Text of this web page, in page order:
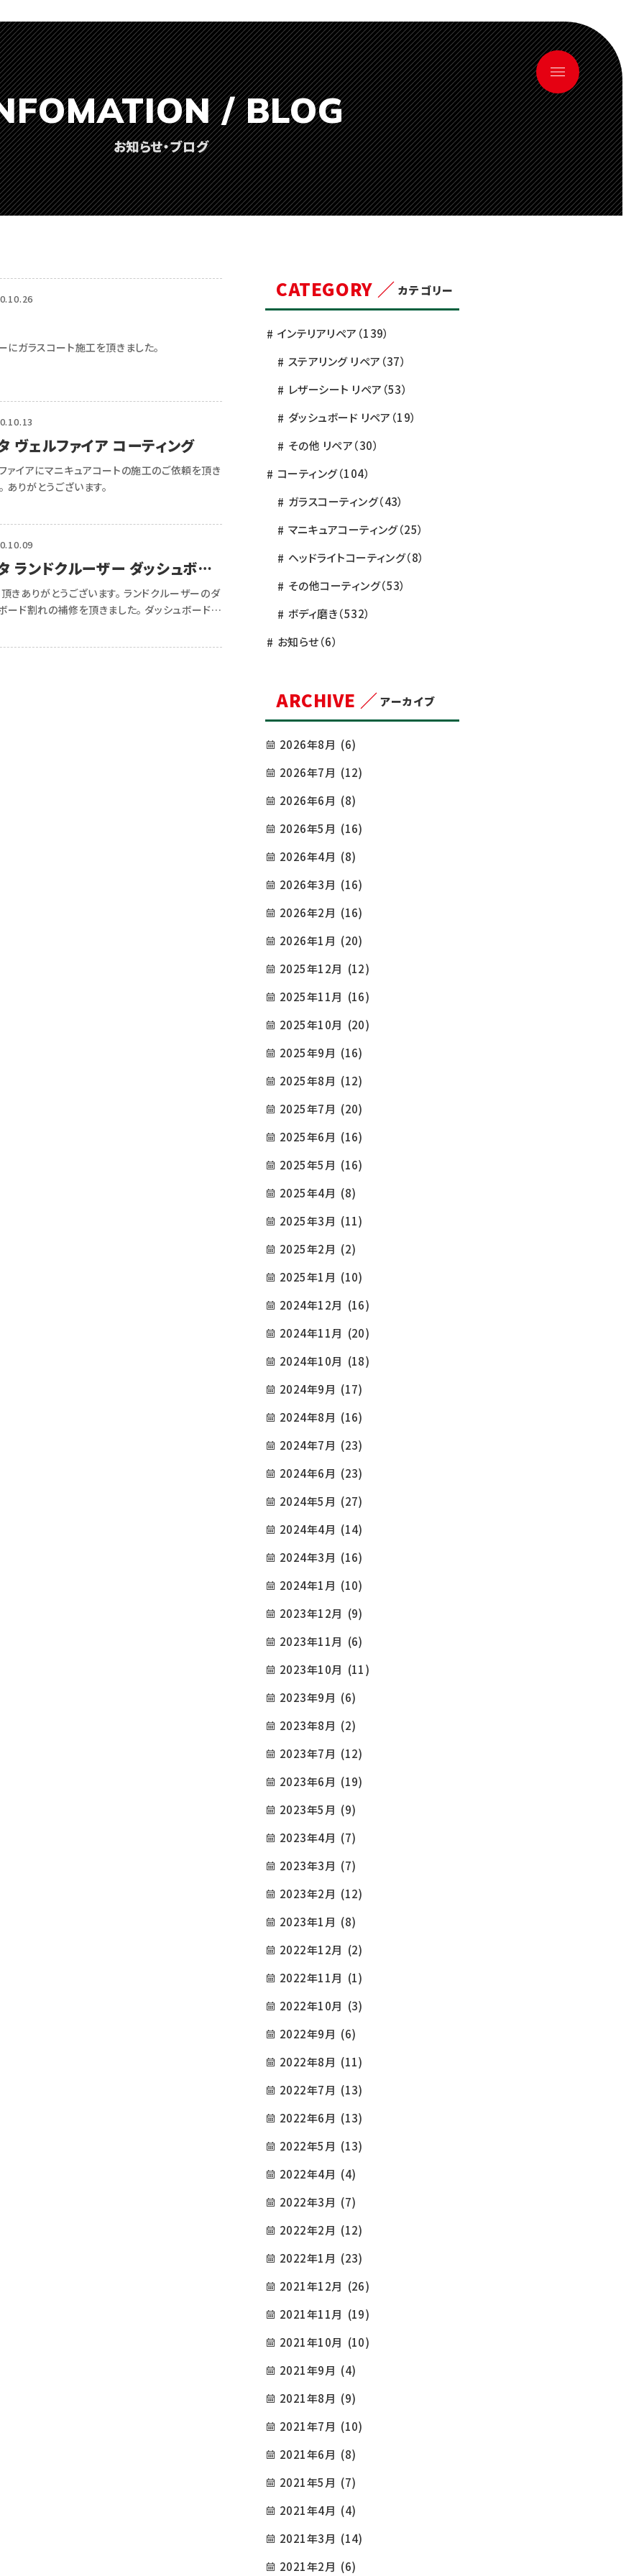
INFORMATION / BLOG
090-9498-3843
/ BLOG
お知らせ・ブログ
にガラスコート施工を頂きました。
ヴェルファイア コーティング
ァイアにマニキュアコートの施工のご依頼を頂き
ありがとうございます。
ランドクルーザー ダッシュボー
の補修
きありがとうございます。 ランドクルーザーのダ
ード割れの補修を頂きました。 ダッシュボードの
CATEGORY ／ カテゴリー
インテリアリペア （139）
ステアリング リペア （37）
レザーシート リペア （53）
ダッシュボード リペア （19）
その他 リペア（30）
コーティング（104）
ガラスコーティング（43）
マニキュアコーティング（25）
ヘッドライトコーティング（8）
その他コーティング（53）
ボディ磨き（532）
お知らせ（6）
ARCHIVE ／ アーカイブ
2026年8月 (6)
2026年7月 (12)
2026年6月 (8)
2026年5月 (16)
2026年4月 (8)
2026年3月 (16)
2026年2月 (16)
2026年1月 (20)
2025年12月 (12)
2025年11月 (16)
2025年10月 (20)
2025年9月 (16)
2025年8月 (12)
2025年7月 (20)
2025年6月 (16)
2025年5月 (16)
2025年4月 (8)
2025年3月 (11)
2025年2月 (2)
2025年1月 (10)
2024年12月 (16)
2024年11月 (20)
2024年10月 (18)
2024年9月 (17)
2024年8月 (16)
2024年7月 (23)
2024年6月 (23)
2024年5月 (27)
2024年4月 (14)
2024年3月 (16)
2024年1月 (10)
2023年12月 (9)
2023年11月 (6)
2023年10月 (11)
2023年9月 (6)
2023年8月 (2)
2023年7月 (12)
2023年6月 (19)
2023年5月 (9)
2023年4月 (7)
2023年3月 (7)
2023年2月 (12)
2023年1月 (8)
2022年12月 (2)
2022年11月 (1)
2022年10月 (3)
2022年9月 (6)
2022年8月 (11)
2022年7月 (13)
2022年6月 (13)
2022年5月 (13)
2022年4月 (4)
2022年3月 (7)
2022年2月 (12)
2022年1月 (23)
2021年12月 (26)
2021年11月 (19)
2021年10月 (10)
2021年9月 (4)
2021年8月 (9)
2021年7月 (10)
2021年6月 (8)
2021年5月 (7)
2021年4月 (4)
2021年3月 (14)
2021年2月 (6)